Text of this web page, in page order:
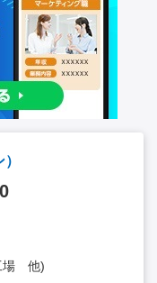
場 他)